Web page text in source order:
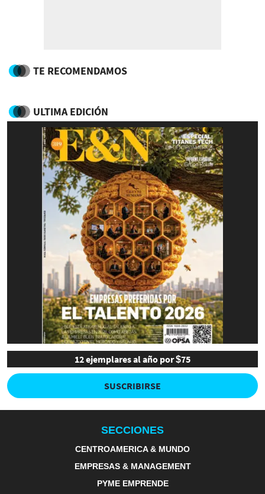
TE RECOMENDAMOS
ULTIMA EDICIÓN
12 ejemplares al año por $75
SUSCRIBIRSE
SECCIONES
CENTROAMERICA & MUNDO
EMPRESAS & MANAGEMENT
PYME EMPRENDE